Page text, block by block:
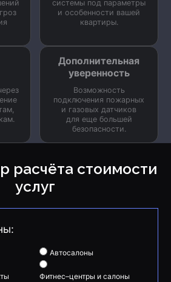
системы под параметры
и особенности вашей
квартиры.
Дополнительная
уверенность
Возможность
подключения пожарных
и газовых датчиков
для еще большей
безопасности.
услуг
Автосалоны
Фитнес–центры и салоны